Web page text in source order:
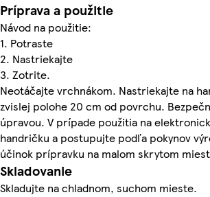
Príprava a použitie
Návod na použitie:
1. Potraste
2. Nastriekajte
3. Zotrite.
Neotáčajte vrchnákom. Nastriekajte na
zvislej polohe 20 cm od povrchu.
úpravou. V prípade použitia na
handričku a postupujte podľa pokynov
účinok prípravku na malom skrytom
Skladovanie
Skladujte na chladnom, suchom mieste.